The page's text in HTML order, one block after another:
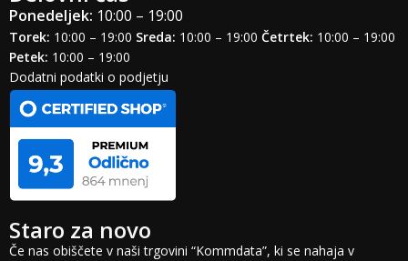
Ponedeljek: 10:00 – 19:00
Torek: 10:00 – 19:00 Sreda: 10:00 – 19:00 Četrtek: 10:00 – 19:00
Petek: 10:00 – 19:00
Dodatni podatki o podjetju
Staro za novo
Če nas obiščete v naši trgovini “Kommdata”, ki se nahaja v